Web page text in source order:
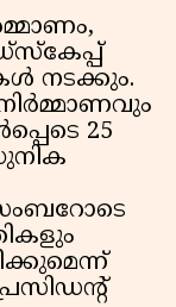
നടക്കും.
25